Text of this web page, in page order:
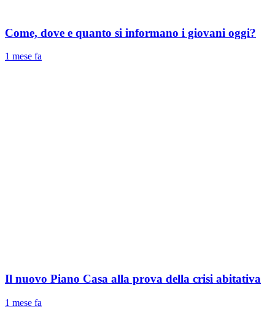
Come, dove e quanto si informano i giovani oggi?
1 mese fa
Il nuovo Piano Casa alla prova della crisi abitativa
1 mese fa